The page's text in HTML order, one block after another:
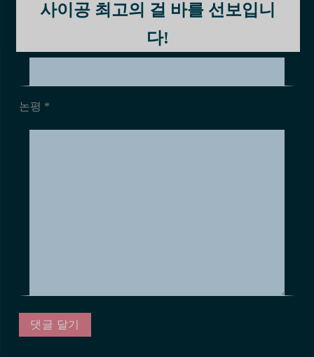
논평 *
사이공 최고의 걸 바를 선보입니
다!